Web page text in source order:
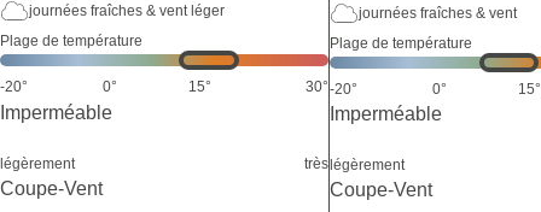
journées fraîches & vent léger
Plage de température
-20° 0° 15° 30°
Imperméable
légèrement très
Coupe-Vent
journées fraîches & vent
Plage de température
-20° 0° 15°
Imperméable
légèrement
Coupe-Vent